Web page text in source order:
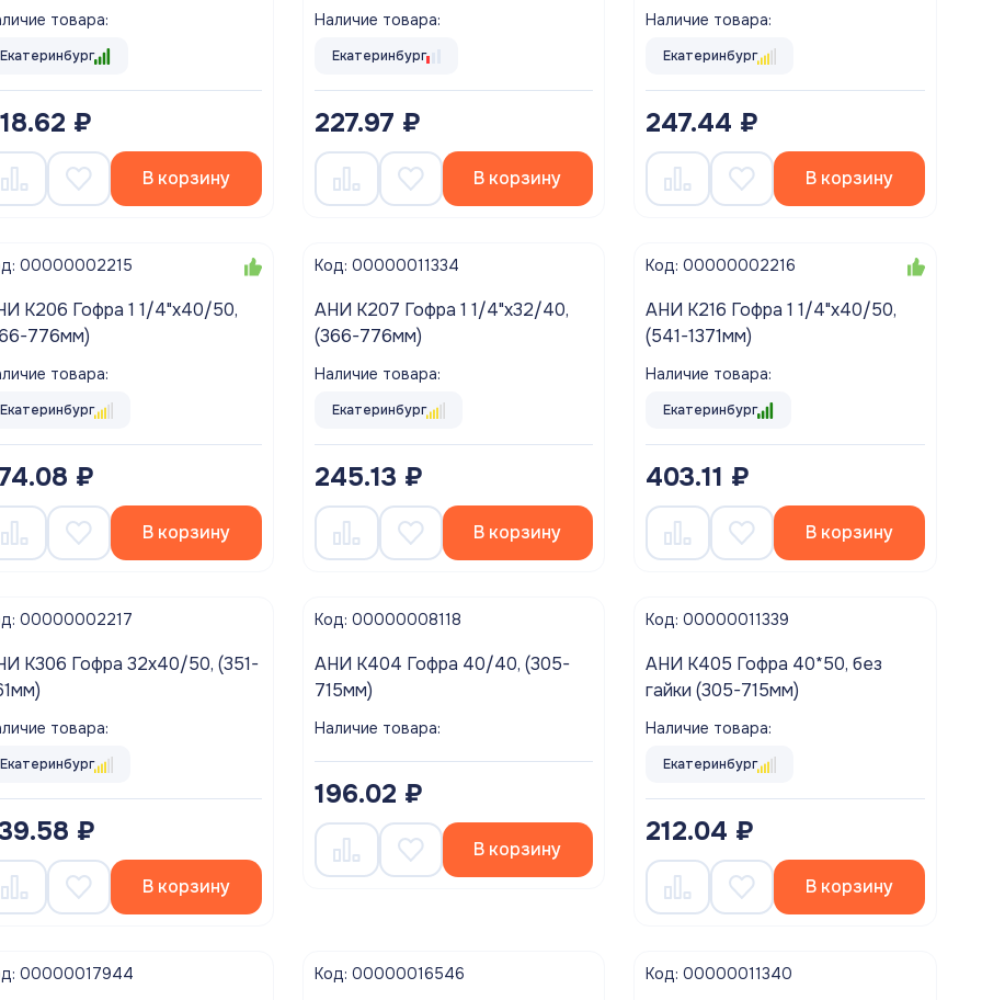
товара:
Екатеринбург
₽
В корзину
Наличие товара:
Екатеринбург
227.97 ₽
В корзину
Наличие товара:
Екатеринбург
247.44 ₽
В корзину
00000002215
K206 Гофра 1 1/4"х40/50,
776мм)
товара:
Екатеринбург
₽
В корзину
Код: 00000011334
АНИ K207 Гофра 1 1/4"х32/40,
(366-776мм)
Наличие товара:
Екатеринбург
245.13 ₽
В корзину
Код: 00000002216
АНИ K216 Гофра 1 1/4"х40/50,
(541-1371мм)
Наличие товара:
Екатеринбург
403.11 ₽
В корзину
00000002217
K306 Гофра 32х40/50, (351-
товара:
Екатеринбург
₽
В корзину
Код: 00000008118
АНИ K404 Гофра 40/40, (305-
715мм)
Наличие товара:
196.02 ₽
В корзину
Код: 00000011339
АНИ K405 Гофра 40*50, без
гайки (305-715мм)
Наличие товара:
Екатеринбург
212.04 ₽
В корзину
00000017944 Код: 00000016546 Код: 00000011340